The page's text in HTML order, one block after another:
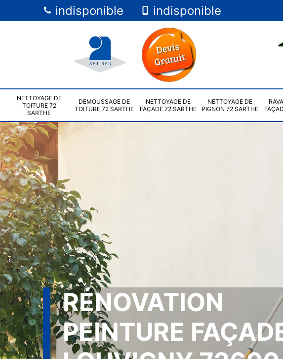
indisponible indisponible
NETTOYAGE DE
TOITURE 72
SARTHE
DEMOUSSAGE DE
TOITURE 72 SARTHE
NETTOYAGE DE
FAÇADE 72 SARTHE
NETTOYAGE DE
PIGNON 72 SARTHE
RÉNOVATION
PEINTURE